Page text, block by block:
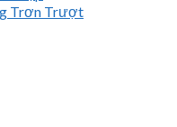
Trơn Trượt